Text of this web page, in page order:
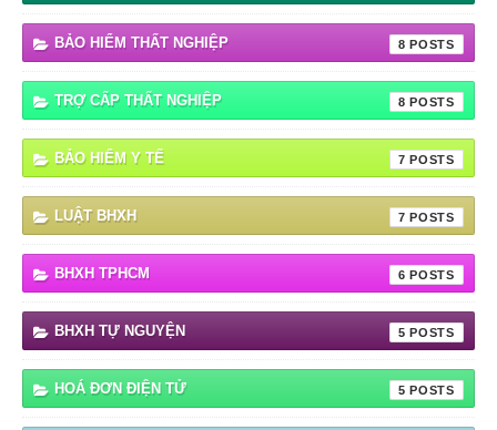
BẢO HIỂM THẤT NGHIỆP 8
TRỢ CẤP THẤT NGHIỆP 8
BẢO HIỂM Y TẾ 7
LUẬT BHXH 7
BHXH TPHCM 6
BHXH TỰ NGUYỆN 5
HOÁ ĐƠN ĐIỆN TỬ 5